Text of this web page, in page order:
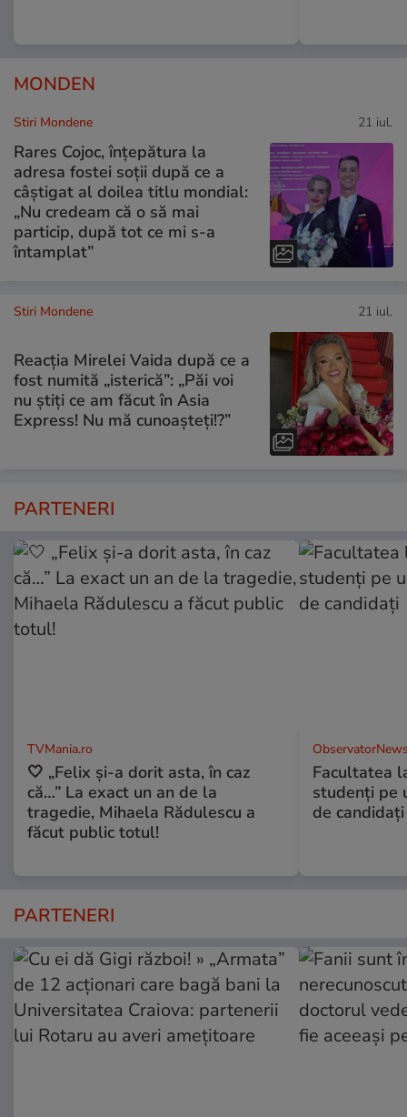
MONDEN
Stiri Mondene 21 iul.
Rares Cojoc, înțepătura la
adresa fostei soții după ce a
câștigat al doilea titlu mondial:
„Nu credeam că o să mai
particip, după tot ce mi s-a
întamplat”
Stiri Mondene 21 iul.
Reacția Mirelei Vaida după ce a
fost numită „isterică”: „Păi voi
nu știți ce am făcut în Asia
Express! Nu mă cunoașteți!?”
PARTENERI
TVMania.ro
🤍 „Felix și-a dorit asta, în caz
că…” La exact un an de la
tragedie, Mihaela Rădulescu a
făcut public totul!
Facultatea
studenţi pe
de candidaţi
PARTENERI